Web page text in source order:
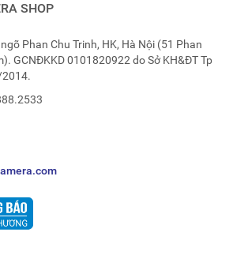
SHOP
Phan Chu Trinh, HK, Hà Nội (51 Phan
GCNĐKKD 0101820922 do Sở KH&ĐT Tp